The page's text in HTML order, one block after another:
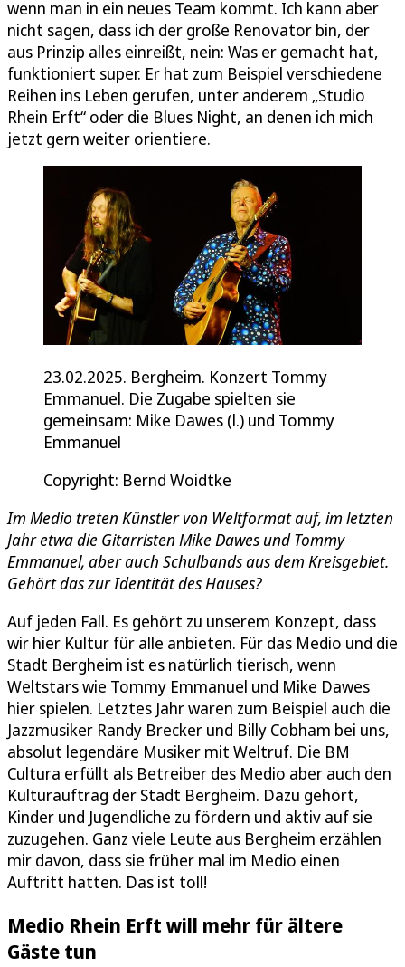
wenn man in ein neues Team kommt. Ich kann aber
nicht sagen, dass ich der große Renovator bin, der
aus Prinzip alles einreißt, nein: Was er gemacht hat,
funktioniert super. Er hat zum Beispiel verschiedene
Reihen ins Leben gerufen, unter anderem „Studio
Rhein Erft“ oder die Blues Night, an denen ich mich
jetzt gern weiter orientiere.
23.02.2025. Bergheim. Konzert Tommy
Emmanuel. Die Zugabe spielten sie
gemeinsam: Mike Dawes (l.) und Tommy
Emmanuel
Copyright: Bernd Woidtke
Im Medio treten Künstler von Weltformat auf, im letzten
Jahr etwa die Gitarristen Mike Dawes und Tommy
Emmanuel, aber auch Schulbands aus dem Kreisgebiet.
Gehört das zur Identität des Hauses?
Auf jeden Fall. Es gehört zu unserem Konzept, dass
wir hier Kultur für alle anbieten. Für das Medio und die
Stadt Bergheim ist es natürlich tierisch, wenn
Weltstars wie Tommy Emmanuel und Mike Dawes
hier spielen. Letztes Jahr waren zum Beispiel auch die
Jazzmusiker Randy Brecker und Billy Cobham bei uns,
absolut legendäre Musiker mit Weltruf. Die BM
Cultura erfüllt als Betreiber des Medio aber auch den
Kulturauftrag der Stadt Bergheim. Dazu gehört,
Kinder und Jugendliche zu fördern und aktiv auf sie
zuzugehen. Ganz viele Leute aus Bergheim erzählen
mir davon, dass sie früher mal im Medio einen
Auftritt hatten. Das ist toll!
Medio Rhein Erft will mehr für ältere
Gäste tun